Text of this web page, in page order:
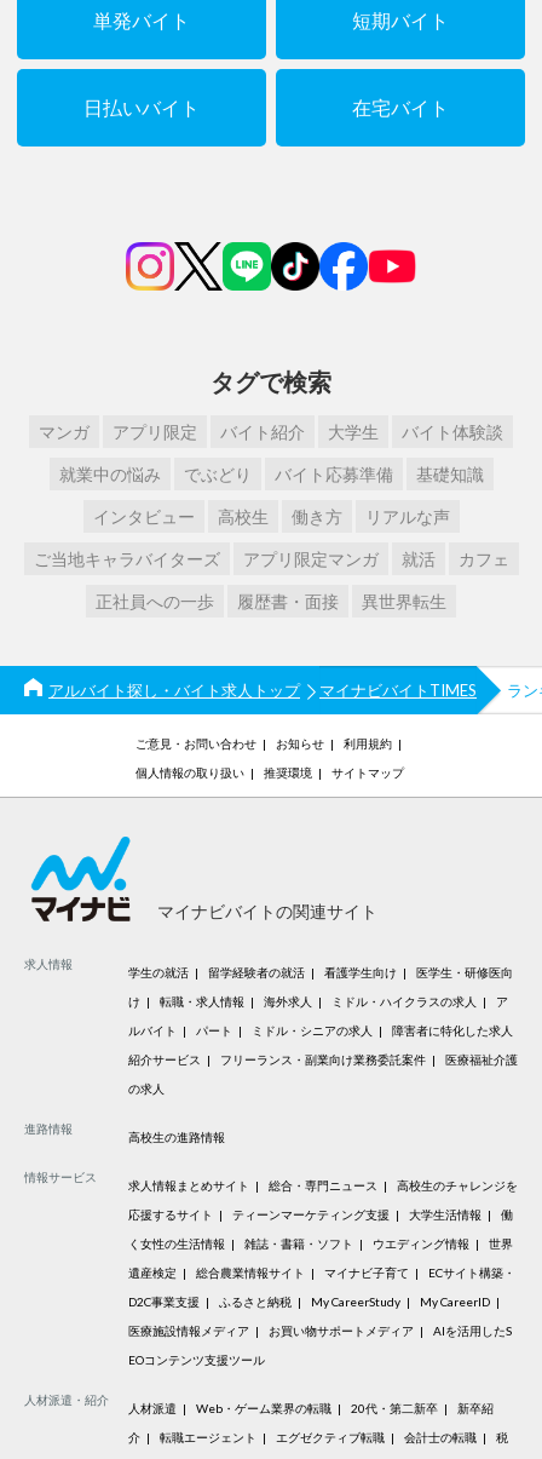
単発バイト 短期バイト
日払いバイト 在宅バイト
タグで検索
マンガ アプリ限定 バイト紹介 大学生 バイト体験談
就業中の悩み でぶどり バイト応募準備 基礎知識
インタビュー 高校生 働き方 リアルな声
ご当地キャラバイターズ アプリ限定マンガ 就活 カフェ
正社員への一歩 履歴書・面接 異世界転生
アルバイト探し・バイト求人トップ マイナビバイトTIMES ラ
ご意見・お問い合わせ お知らせ
利用規約
個人情報の取り扱い
推奨環境 サイトマップ
マイナビバイトの関連サイト
求人情報
学生の就活 留学経験者の就活 看護学生向け
医学生・研修医向
け
転職・求人情報 海外求人 ミドル・ハイクラスの求人
ア
ルバイト
パート ミドル・シニアの求人
障害者に特化した求人
紹介サービス
フリーランス・副業向け業務委託案件
医療福祉介護
の求人
進路情報
高校生の進路情報
情報サービス
求人情報まとめサイト 総合・専門ニュース
高校生のチャレンジを
応援するサイト
ティーンマーケティング支援 大学生活情報
働
く女性の生活情報
雑誌・書籍・ソフト ウエディング情報
世界
遺産検定
総合農業情報サイト マイナビ子育て
ECサイト構築・
D2C事業支援
ふるさと納税 My CareerStudy
My CareerID
医療施設情報メディア
お買い物サポートメディア
AIを活用したS
EOコンテンツ支援ツール
人材派遣・紹介
人材派遣 Web・ゲーム業界の転職 20代・第二新卒
新卒紹
介
転職エージェント エグゼクティブ転職 会計士の転職
税